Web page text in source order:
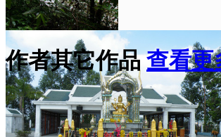
作者其它作品 查看更